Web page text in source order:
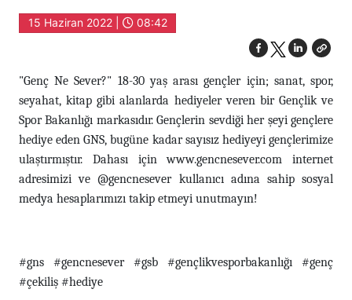
15 Haziran 2022 | 08:42
"Genç Ne Sever?" 18-30 yaş arası gençler için; sanat, spor,
seyahat, kitap gibi alanlarda hediyeler veren bir Gençlik ve
Spor Bakanlığı markasıdır. Gençlerin sevdiği her şeyi gençlere
hediye eden GNS, bugüne kadar sayısız hediyeyi gençlerimize
ulaştırmıştır. Dahası için www.gencnesever.com internet
adresimizi ve @gencnesever kullanıcı adına sahip sosyal
medya hesaplarımızı takip etmeyi unutmayın!
#gns #gencnesever #gsb #gençlikvesporbakanlığı #genç
#çekiliş #hediye